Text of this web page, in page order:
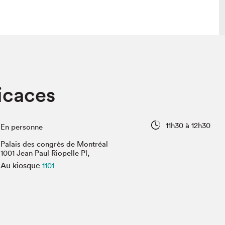
Vidéos et balados
En personne
11h30 à 12h30
Palais des congrès de Montréal
1001 Jean Paul Riopelle Pl,
Au kiosque 1101